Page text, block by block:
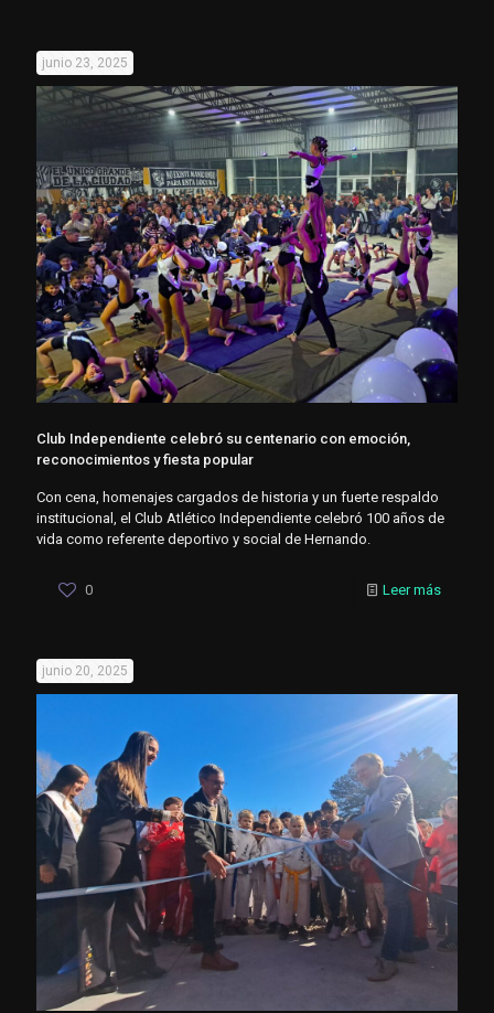
junio 23, 2025
Club Independiente celebró su centenario con emoción,
reconocimientos y fiesta popular
Con cena, homenajes cargados de historia y un fuerte respaldo
institucional, el Club Atlético Independiente celebró 100 años de
vida como referente deportivo y social de Hernando.
0 Leer más
junio 20, 2025